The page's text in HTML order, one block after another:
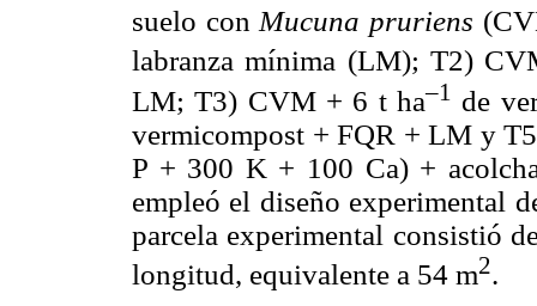
suelo con Mucuna pruriens
labranza mínima (LM); T2)
LM; T3) CVM + 6 t ha–1 de
vermicompost + FQR + LM y
P + 300 K + 100 Ca) +
empleó el diseño experimental
parcela experimental consistió
longitud, equivalente a 54 m2.